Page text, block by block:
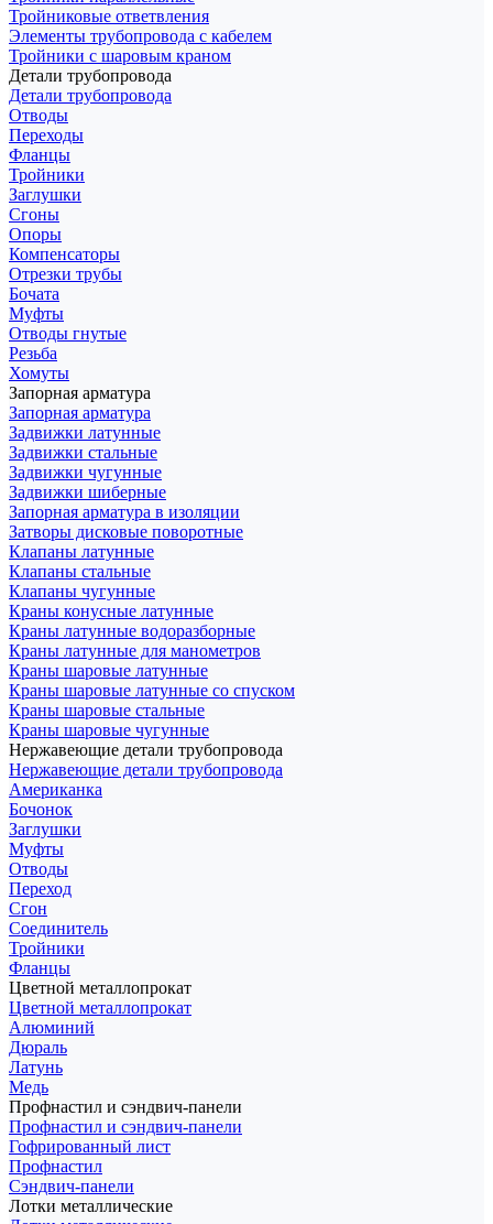
Тройниковые ответвления
Элементы трубопровода с кабелем
Тройники с шаровым краном
Детали трубопровода
Детали трубопровода
Отводы
Переходы
Фланцы
Тройники
Заглушки
Сгоны
Опоры
Компенсаторы
Отрезки трубы
Бочата
Муфты
Отводы гнутые
Резьба
Хомуты
Запорная арматура
Запорная арматура
Задвижки латунные
Задвижки стальные
Задвижки чугунные
Задвижки шиберные
Запорная арматура в изоляции
Затворы дисковые поворотные
Клапаны латунные
Клапаны стальные
Клапаны чугунные
Краны конусные латунные
Краны латунные водоразборные
Краны латунные для манометров
Краны шаровые латунные
Краны шаровые латунные со спуском
Краны шаровые стальные
Краны шаровые чугунные
Нержавеющие детали трубопровода
Нержавеющие детали трубопровода
Американка
Бочонок
Заглушки
Муфты
Отводы
Переход
Сгон
Соединитель
Тройники
Фланцы
Цветной металлопрокат
Цветной металлопрокат
Алюминий
Дюраль
Латунь
Медь
Профнастил и сэндвич-панели
Профнастил и сэндвич-панели
Гофрированный лист
Профнастил
Сэндвич-панели
Лотки металлические